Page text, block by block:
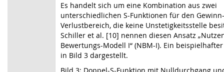
Es handelt sich um eine Kombination aus zwei
unterschiedlichen S-Funktionen für den
Verlustbereich, die keine Unstetigkeitsstelle
Schiller et al. [10] nennen diesen Ansatz
Bewertungs-Modell I“ (NBM-I). Ein
in Bild 3 dargestellt.